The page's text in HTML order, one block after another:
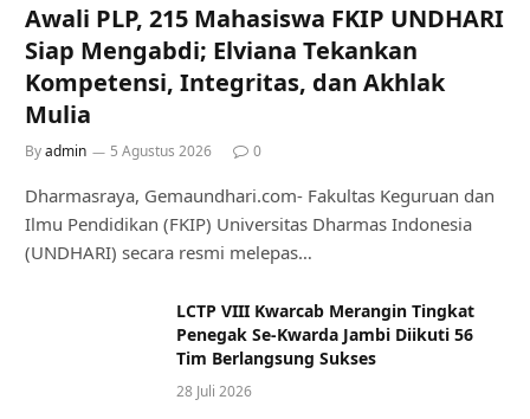
Awali PLP, 215 Mahasiswa FKIP UNDHARI
Siap Mengabdi; Elviana Tekankan
Kompetensi, Integritas, dan Akhlak
Mulia
Byadmin 5 Agustus 2026 0
Dharmasraya, Gemaundhari.com- Fakultas Keguruan dan
Ilmu Pendidikan (FKIP) Universitas Dharmas Indonesia
(UNDHARI) secara resmi melepas…
LCTP VIII Kwarcab Merangin Tingkat
Penegak Se-Kwarda Jambi Diikuti 56
Tim Berlangsung Sukses
28 Juli 2026